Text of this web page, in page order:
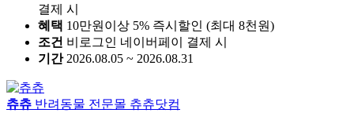
결제 시
혜택 10만원이상 5% 즉시할인 (최대 8천원)
조건 비로그인 네이버페이 결제 시
기간 2026.08.05 ~ 2026.08.31
츄츄 반려동물 전문몰 츄츄닷컴